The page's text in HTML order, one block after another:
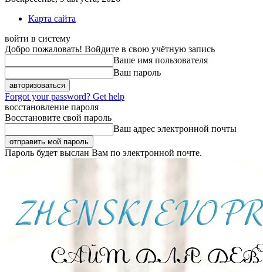
Карта сайта
войти в систему
Добро пожаловать! Войдите в свою учётную запись
Ваше имя пользователя
Ваш пароль
Forgot your password? Get help
восстановление пароля
Восстановите свой пароль
Ваш адрес электронной почты
Пароль будет выслан Вам по электронной почте.